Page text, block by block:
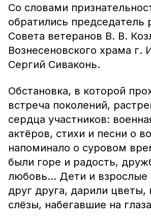
Со словами
обратились председатель
Совета ветеранов В. В.
Вознесеновского храма г.
Сергий Сиваконь.
Обстановка, в которой
встреча поколений,
сердца участников:
актёров, стихи и песни о
напоминало о суровом
были горе и радость,
любовь… Дети и взрослые
друг друга, дарили цветы,
слёзы, набегавшие на